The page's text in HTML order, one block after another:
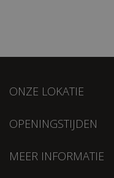
ONZE LOKATIE
OPENINGSTIJDEN
MEER INFORMATIE